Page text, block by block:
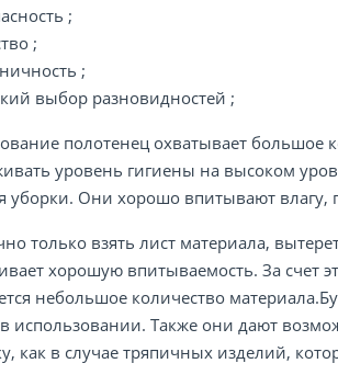
;
;
;
выбор разновидностей ;
полотенец охватывает большое
уровень гигиены на высоком
уборки. Они хорошо впитывают влагу,
только взять лист материала,
хорошую впитываемость. За счет
небольшое количество
использовании. Также они дают
как в случае тряпичных изделий,